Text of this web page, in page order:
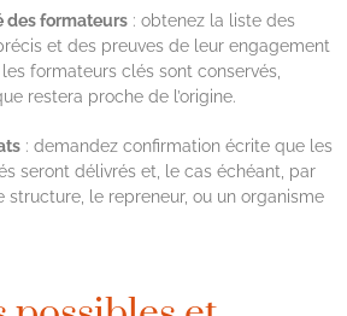
des formateurs : obtenez la liste des
et des preuves de leur engagement
formateurs clés sont conservés,
restera proche de l’origine.
: demandez confirmation écrite que les
seront délivrés et, le cas échéant, par
structure, le repreneur, ou un organisme